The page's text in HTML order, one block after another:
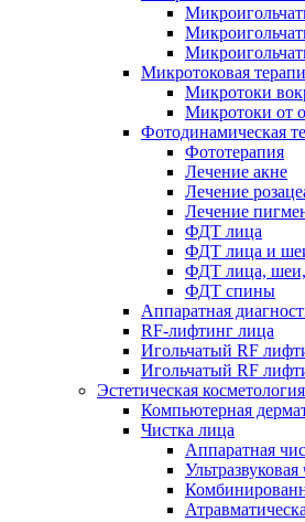
Микротоковая
Микротоки
Микротоки от
Фотодинамическая
Фототерапия
Лечение акне
Лечение
Лечение
ФДТ лица
ФДТ лица и
ФДТ лица, шеи,
ФДТ спины
Аппаратная
RF-лифтинг лица
Игольчатый RF
Игольчатый RF
Эстетическая косметология
Компьютерная
Чистка лица
Аппаратная